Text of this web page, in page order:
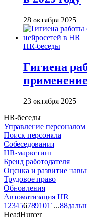
28 октября 2025
HR-беседы
Гигиена
23 октября 2025
HR-беседы
Управление персоналом
Поиск персонала
Собеседования
HR-маркетинг
Бренд работодателя
Оценка и развитие
Трудовое право
Обновления
Автоматизация HR
1 234567891011 ...88
HeadHunter